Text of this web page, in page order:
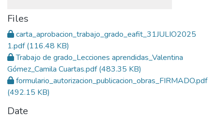
Files
carta_aprobacion_trabajo_grado_eafit_31JULIO2025
1.pdf(116.48 KB)
Trabajo de grado_Lecciones aprendidas_Valentina
Gómez_Camila Cuartas.pdf(483.35 KB)
formulario_autorizacion_publicacion_obras_FIRMADO.pdf
(492.15 KB)
Date